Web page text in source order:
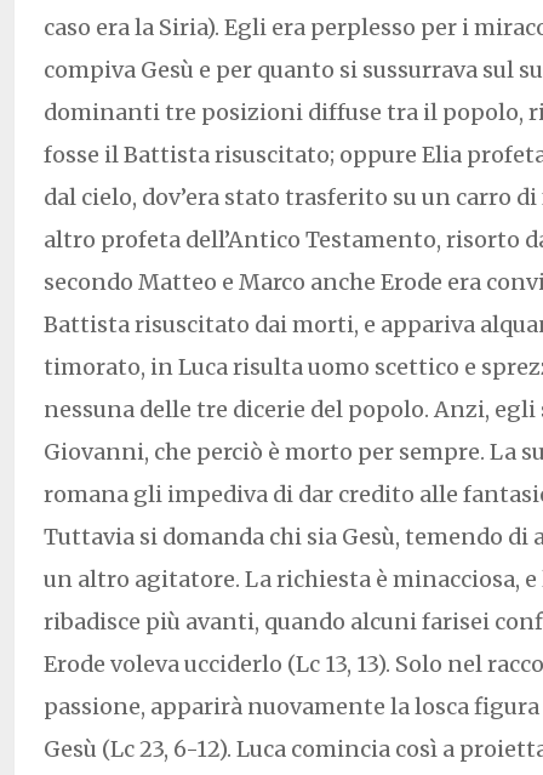
caso era la Siria). Egli era perplesso per i
compiva Gesù e per quanto si sussurrava sul
dominanti tre posizioni diffuse tra il popolo,
fosse il Battista risuscitato; oppure Elia
dal cielo, dov’era stato trasferito su un carro di
altro profeta dell’Antico Testamento, risorto
secondo Matteo e Marco anche Erode era
Battista risuscitato dai morti, e appariva
timorato, in Luca risulta uomo scettico e
nessuna delle tre dicerie del popolo. Anzi, egli
Giovanni, che perciò è morto per sempre. La
romana gli impediva di dar credito alle
Tuttavia si domanda chi sia Gesù, temendo di
un altro agitatore. La richiesta è minacciosa, e
ribadisce più avanti, quando alcuni farisei
Erode voleva ucciderlo (Lc 13, 13). Solo nel
passione, apparirà nuovamente la losca
Gesù (Lc 23, 6-12). Luca comincia così a